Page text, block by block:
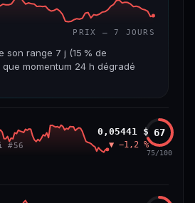
PRIX — 7 JOURS
son range 7 j (15 % de
momentum 24 h dégradé
8,7 M$
VAR. 30 J
#56
0,05441 $
▼ −1,2 %
67
75/100
78